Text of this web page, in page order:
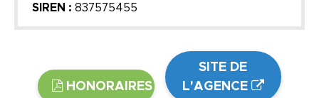
SIREN : 837575455
HONORAIRES
SITE DE
L'AGENCE